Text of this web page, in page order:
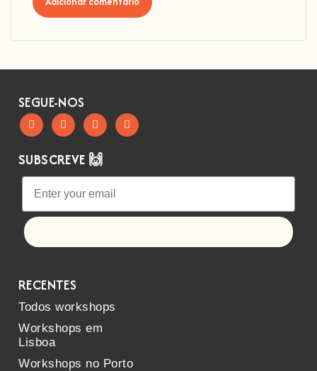
SEGUE-NOS
SUBSCREVE 🙌
RECENTES
Todos workshops
Workshops em
Lisboa
Workshops no Porto